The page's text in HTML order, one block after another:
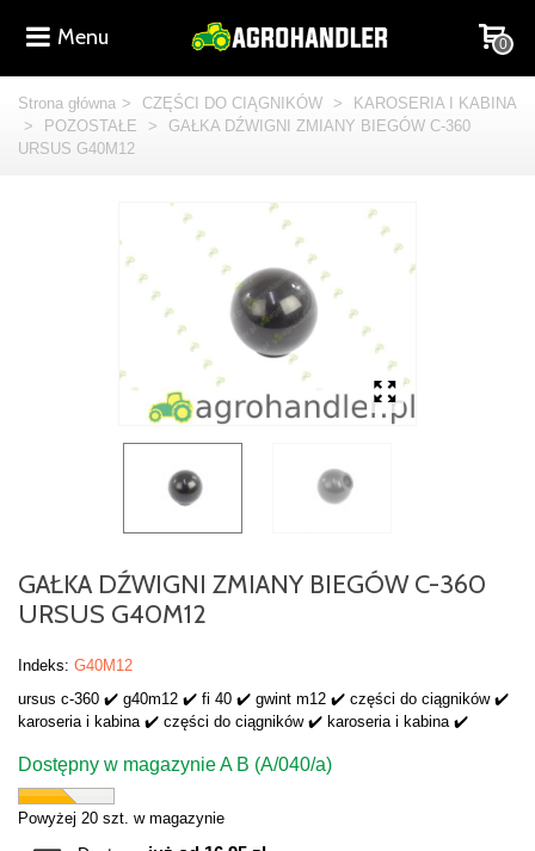
Menu 0
Strona główna > CZĘŚCI DO CIĄGNIKÓW >
KAROSERIA I KABINA
>
POZOSTAŁE >
GAŁKA DŹWIGNI ZMIANY BIEGÓW C-360
URSUS G40M12
GAŁKA DŹWIGNI ZMIANY BIEGÓW C-360
URSUS G40M12
Indeks: G40M12
ursus c-360 ✔️ g40m12 ✔️ fi 40 ✔️ gwint m12 ✔️ części do ciągników ✔️
karoseria i kabina ✔️ części do ciągników ✔️ karoseria i kabina ✔️
Dostępny w magazynie A B (A/040/a)
Powyżej 20 szt. w magazynie